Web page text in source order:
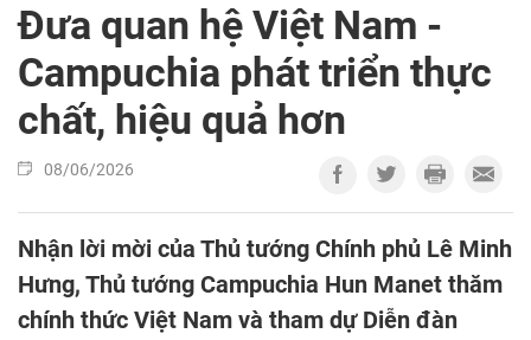
Đưa quan hệ Việt Nam -
Campuchia phát triển thực
chất, hiệu quả hơn
08/06/2026
Nhận lời mời của Thủ tướng Chính phủ Lê Minh
Hưng, Thủ tướng Campuchia Hun Manet thăm
chính thức Việt Nam và tham dự Diễn đàn